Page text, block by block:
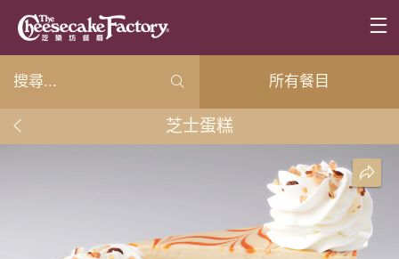
所有餐目
芝士蛋糕